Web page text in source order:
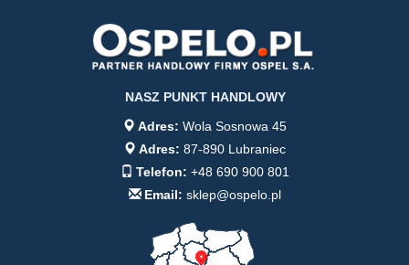
NASZ PUNKT HANDLOWY
Adres: Wola Sosnowa 45
Adres: 87-890 Lubraniec
Telefon: +48 690 900 801
Email: sklep@ospelo.pl